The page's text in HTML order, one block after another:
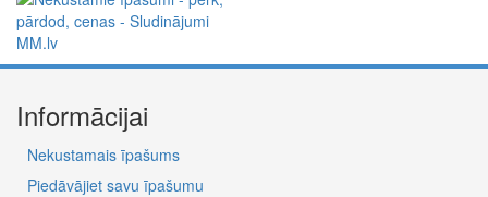
Informācijai
Nekustamais īpašums
Piedāvājiet savu īpašumu